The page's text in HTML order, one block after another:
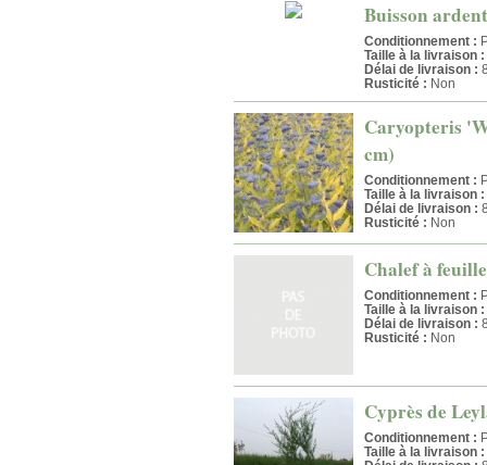
Buisson
Conditionnement :
Taille à la livraison :
Délai de livraison :
Rusticité : Non
Caryopteris
cm)
Conditionnement :
Taille à la livraison :
Délai de livraison :
Rusticité : Non
Chalef à
Conditionnement :
Taille à la livraison :
Délai de livraison :
Rusticité : Non
Cyprès de
Conditionnement :
Taille à la livraison :